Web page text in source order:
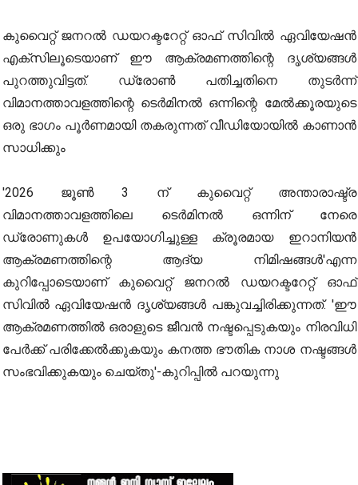
കുവൈറ്റ് ജനറൽ ഡയറക്ടറേറ്റ് ഓഫ് സിവിൽ ഏവിയേഷൻ
എക്‌സിലൂടെയാണ് ഈ ആക്രമണത്തിന്റെ ദൃശ്യങ്ങൾ
പുറത്തുവിട്ടത്. ഡ്രോൺ പതിച്ചതിനെ തുടർന്ന്
വിമാനത്താവളത്തിന്റെ ടെർമിനൽ ഒന്നിന്റെ മേൽക്കൂരയുടെ
ഒരു ഭാഗം പൂർണമായി തകരുന്നത് വീഡിയോയിൽ കാണാൻ
സാധിക്കും
'2026 ജൂൺ 3 ന് കുവൈറ്റ് അന്താരാഷ്ട്ര
വിമാനത്താവളത്തിലെ ടെർമിനൽ ഒന്നിന് നേരെ
ഡ്രോണുകൾ ഉപയോഗിച്ചുള്ള ക്രൂരമായ ഇറാനിയൻ
ആക്രമണത്തിന്റെ ആദ്യ നിമിഷങ്ങൾ'എന്ന
കുറിപ്പോടെയാണ് കുവൈറ്റ് ജനറൽ ഡയറക്ടറേറ്റ് ഓഫ്
സിവിൽ ഏവിയേഷൻ ദൃശ്യങ്ങൾ പങ്കുവച്ചിരിക്കുന്നത്. 'ഈ
ആക്രമണത്തിൽ ഒരാളുടെ ജീവൻ നഷ്ടപ്പെടുകയും നിരവിധി
പേർക്ക് പരിക്കേൽക്കുകയും കനത്ത ഭൗതിക നാശ നഷ്ടങ്ങൾ
സംഭവിക്കുകയും ചെയ്തു'-കുറിപ്പിൽ പറയുന്നു